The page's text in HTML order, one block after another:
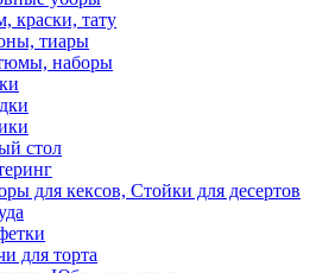
краски, тату
тиары
наборы
стол
для кексов, Стойки для десертов
для торта